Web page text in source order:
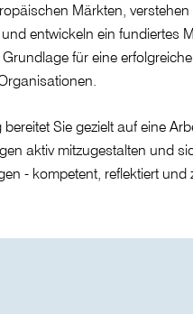
Märkten,
entwickeln ein fundiertes
für eine
Sie gezielt auf eine
aktiv mitzugestalten und
- kompetent, reflektiert und